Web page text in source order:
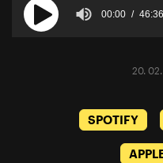
00:00 46:36
20.
SPOTIFY